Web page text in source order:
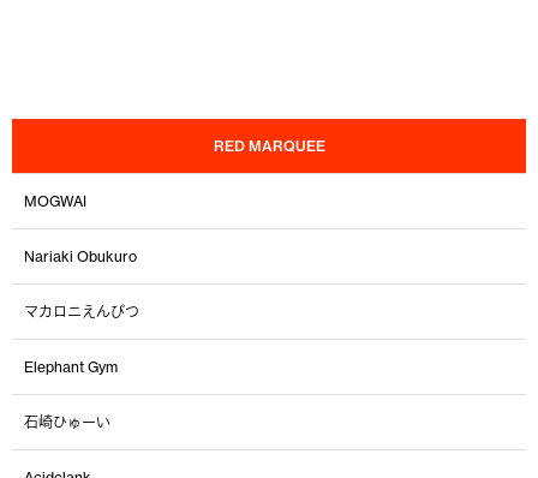
RED MARQUEE
MOGWAI
Nariaki Obukuro
マカロニえんぴつ
Elephant Gym
石崎ひゅーい